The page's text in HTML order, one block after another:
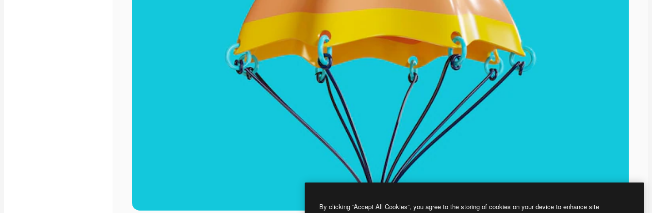
By clicking “Accept All Cookies”, you agree to the storing of cookies on your device to enhance site